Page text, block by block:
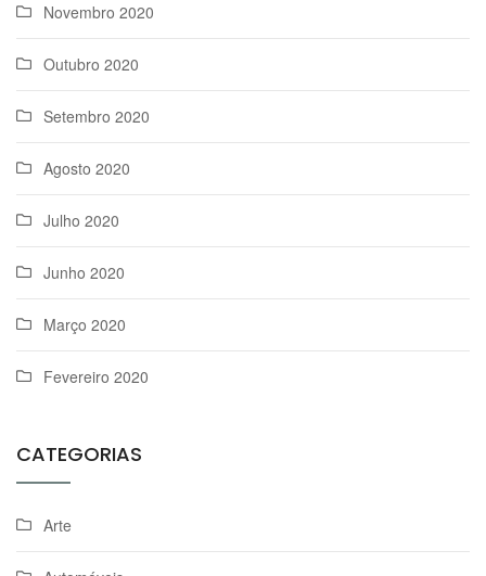
Novembro 2020
Outubro 2020
Setembro 2020
Agosto 2020
Julho 2020
Junho 2020
Março 2020
Fevereiro 2020
CATEGORIAS
Arte